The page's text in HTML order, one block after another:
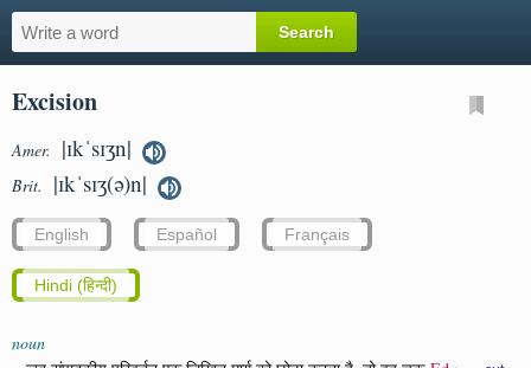
Excision
Amer. |ɪkˈsɪʒn|
Brit. |ɪkˈsɪʒ(ə)n|
English Español Français
Hindi (हिन्दी)
noun